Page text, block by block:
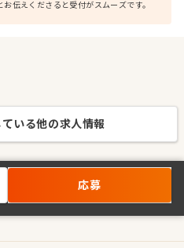
伝えくださると受付がスムーズです。
いる他の求人情報
応募